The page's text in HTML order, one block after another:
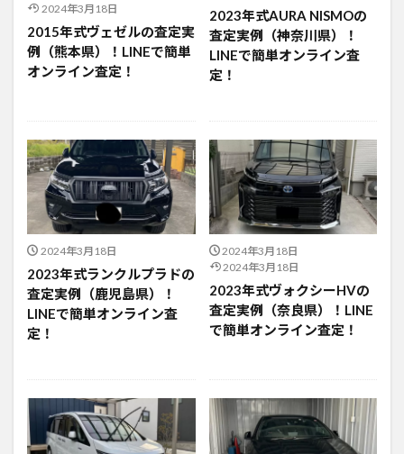
2024年3月18日
2015年式ヴェゼルの査定実
例（熊本県）！LINEで簡単
オンライン査定！
2023年式AURA NISMOの
査定実例（神奈川県）！
LINEで簡単オンライン査
定！
2024年3月18日
2023年式ランクルプラドの
査定実例（鹿児島県）！
LINEで簡単オンライン査
定！
2024年3月18日
2024年3月18日
2023年式ヴォクシーHVの
査定実例（奈良県）！LINE
で簡単オンライン査定！